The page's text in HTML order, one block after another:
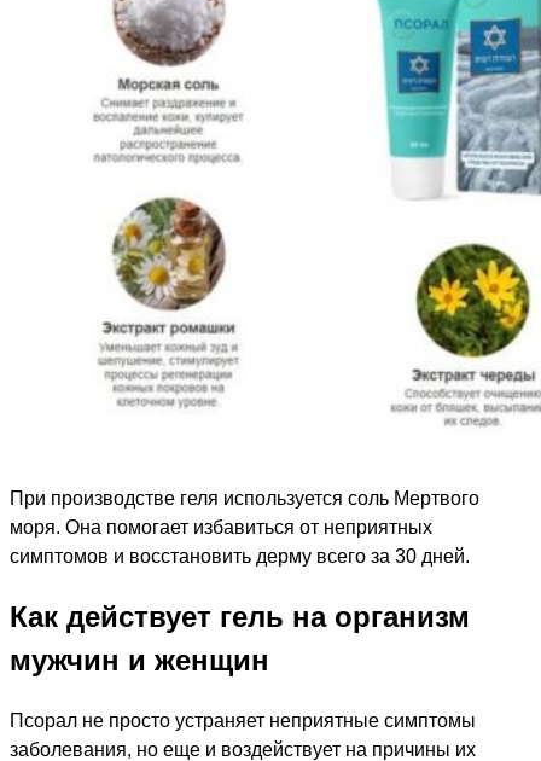
При производстве геля используется соль Мертвого
моря. Она помогает избавиться от неприятных
симптомов и восстановить дерму всего за 30 дней.
Как действует гель на организм
мужчин и женщин
Псорал не просто устраняет неприятные симптомы
заболевания, но еще и воздействует на причины их